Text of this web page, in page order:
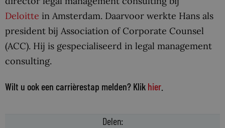
Deloitte in Amsterdam. Daarvoor werkte Hans als
president bij Association of Corporate Counsel
(ACC). Hij is gespecialiseerd in legal management
consulting.
Wilt u ook een carrièrestap melden? Klik hier
Delen: